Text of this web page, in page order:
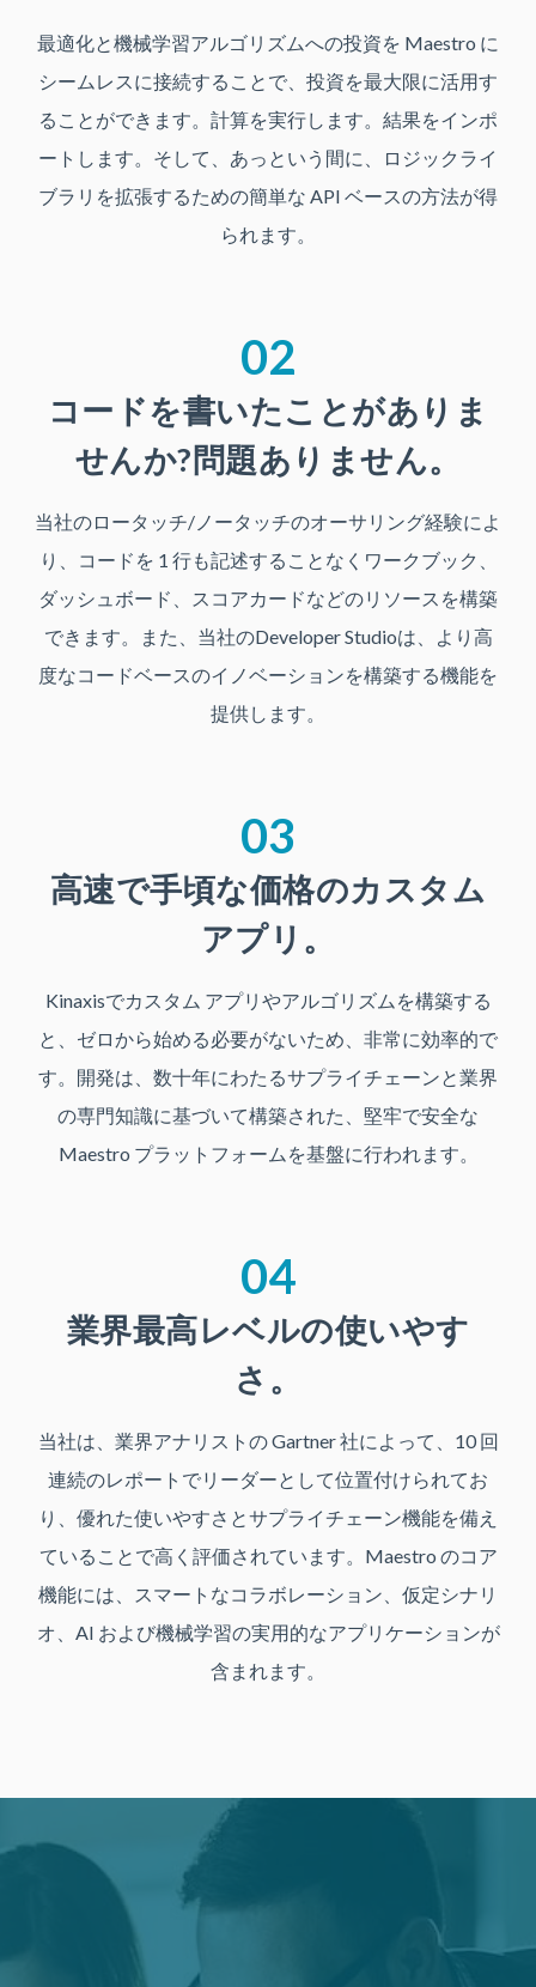
最適化と機械学習アルゴリズムへの投資を Maestro に
シームレスに接続することで、投資を最大限に活用す
ることができます。計算を実行します。結果をインポ
ートします。そして、あっという間に、ロジックライ
ブラリを拡張するための簡単な API ベースの方法が得
られます。
02
コードを書いたことがありま
せんか?問題ありません。
当社のロータッチ/ノータッチのオーサリング経験によ
り、コードを 1 行も記述することなくワークブック、
ダッシュボード、スコアカードなどのリソースを構築
できます。また、当社のDeveloper Studioは、より高
度なコードベースのイノベーションを構築する機能を
提供します。
03
高速で手頃な価格のカスタム
アプリ。
Kinaxisでカスタム アプリやアルゴリズムを構築する
と、ゼロから始める必要がないため、非常に効率的で
す。開発は、数十年にわたるサプライチェーンと業界
の専門知識に基づいて構築された、堅牢で安全な
Maestro プラットフォームを基盤に行われます。
04
業界最高レベルの使いやす
さ。
当社は、業界アナリストの Gartner 社によって、10 回
連続のレポートでリーダーとして位置付けられてお
り、優れた使いやすさとサプライチェーン機能を備え
ていることで高く評価されています。Maestro のコア
機能には、スマートなコラボレーション、仮定シナリ
オ、AI および機械学習の実用的なアプリケーションが
含まれます。